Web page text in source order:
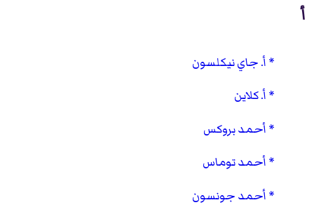
أ
أ. جاي نيكلسون
أ. كلاين
أحمد بروكس
أحمد توماس
أحمد جونسون